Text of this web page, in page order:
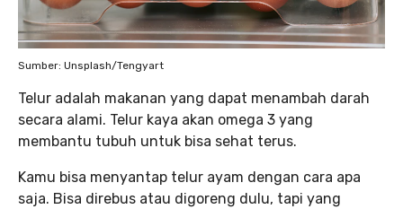
Sumber: Unsplash/Tengyart
Telur adalah makanan yang dapat menambah darah
secara alami. Telur kaya akan omega 3 yang
membantu tubuh untuk bisa sehat terus.
Kamu bisa menyantap telur ayam dengan cara apa
saja. Bisa direbus atau digoreng dulu, tapi yang